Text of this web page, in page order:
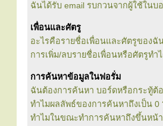
ฉันได้รับ email รบกวนจากผู้ใช้ในบ
เพื่อนและศัตรู
อะไรคือรายชื่อเพื่อนและศัตรูของฉั
การเพิ่ม/ลบรายชื่อเพื่อนหรือศัตรูทำ
การค้นหาข้อมูลในฟอรั่ม
ฉันต้องการค้นหา บอร์ดหรือกระทู้ต้อ
ทำไมผลลัพธ์ของการค้นหาถึงเป็น 0
ทำไมในขณะทำการค้นหาถึงขึ้นหน้า